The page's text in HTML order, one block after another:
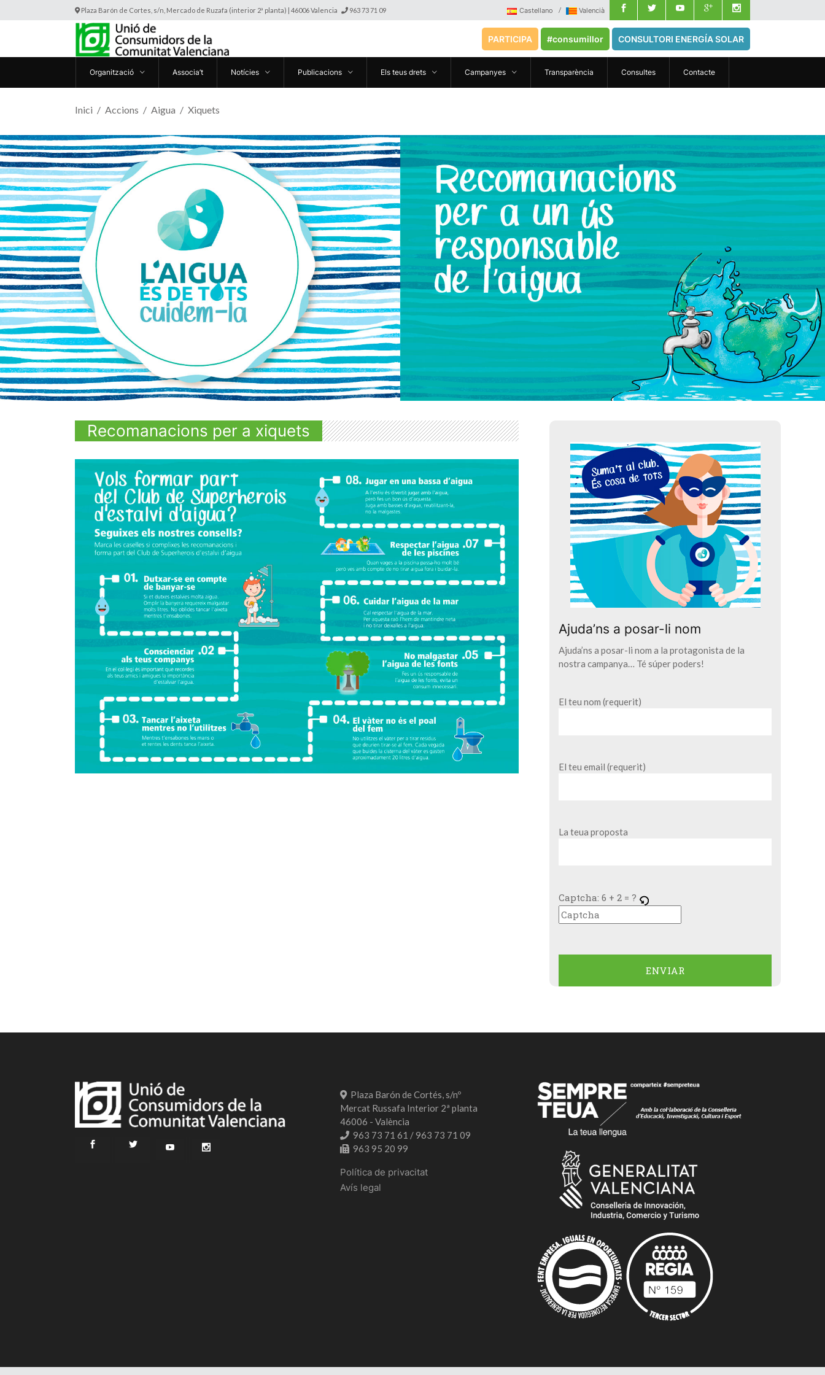
Plaza Barón de Cortes, s/n, Mercado de Ruzafa (interior 2ª planta) | 46006 Valencia 963 73 71 09 Castellano Valencià
PARTICIPA #consumillor CONSULTORI ENERGÍA SOLAR
Organització Associa’t Notícies Publicacions Els teus drets Campanyes Transparència Consultes Contacte
Inici Accions Aigua Xiquets
Recomanacions per a xiquets
Ajuda’ns a posar-li nom
Ajuda’ns a posar-li nom a la protagonista de la
nostra campanya… Té súper poders!
El teu nom (requerit)
El teu email (requerit)
La teua proposta
Captcha:6 + 2 = ?
Plaza Barón de Cortés, s/nº
Mercat Russafa Interior 2ª planta
46006 - València
963 73 71 61 / 963 73 71 09
963 95 20 99
Política de privacitat
Avís legal